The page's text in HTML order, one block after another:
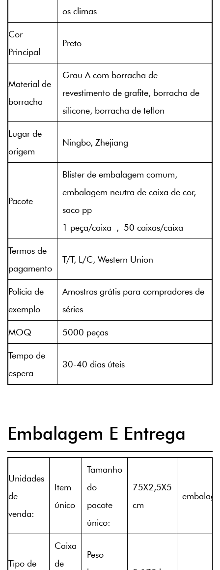
os climas
Cor
Principal
Preto
Material de
borracha
Grau A com borracha de
revestimento de grafite, borracha de
silicone, borracha de teflon
Lugar de
origem
Ningbo, Zhejiang
Pacote
Blister de embalagem comum,
embalagem neutra de caixa de cor,
saco pp
1 peça/caixa , 50 caixas/caixa
Termos de
pagamento
T/T, L/C, Western Union
Polícia de
exemplo
Amostras grátis para compradores de
séries
MOQ
5000 peças
Tempo de
espera
30-40 dias úteis
Embalagem E Entrega
Unidades
de
venda:
Item
único
Tamanho
do
pacote
único:
75X2,5X5
cm
Tipo de
Caixa
de
Peso